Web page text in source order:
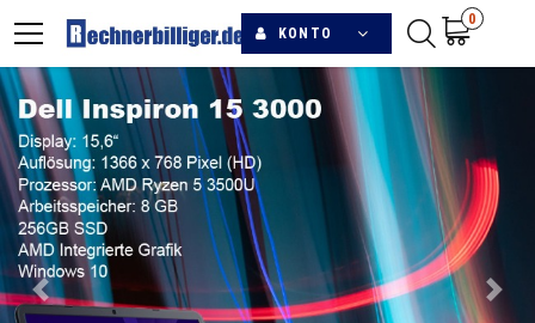
KONTO
0
Previous Next